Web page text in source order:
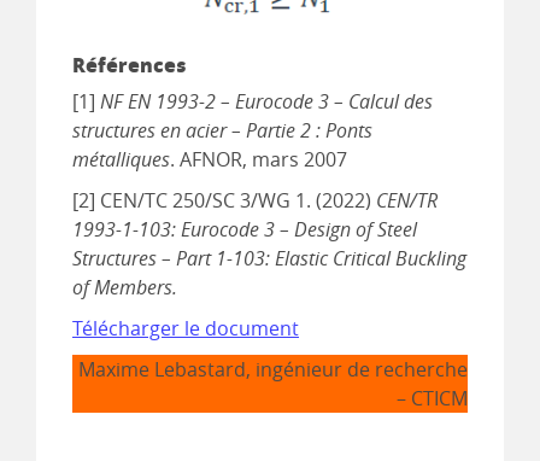
Références
[1] NF EN 1993-2 – Eurocode 3 – Calcul des
structures en acier – Partie 2 : Ponts
métalliques. AFNOR, mars 2007
[2] CEN/TC 250/SC 3/WG 1. (2022) CEN/TR
1993-1-103: Eurocode 3 – Design of Steel
Structures – Part 1-103: Elastic Critical Buckling
of Members.
Télécharger le document
Maxime Lebastard, ingénieur de recherche
– CTICM